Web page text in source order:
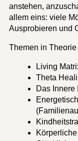
anstehen,
allem eins: viele
Ausprobieren und
Themen in
Living
Theta
Das Innere